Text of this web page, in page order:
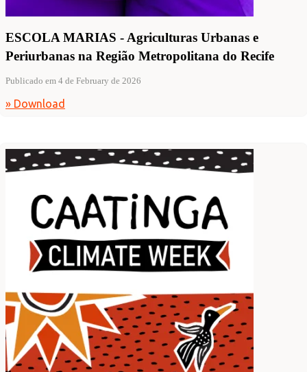
ESCOLA MARIAS - Agriculturas Urbanas e
Periurbanas na Região Metropolitana do Recife
Publicado em 4 de February de 2026
» Download